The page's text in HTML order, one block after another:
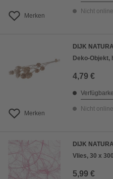
Merken
Nicht
Merken
DIJK
Deko-Objekt,
4,79 €
Nicht
DIJK
Vlies, 30 x
5,99 €